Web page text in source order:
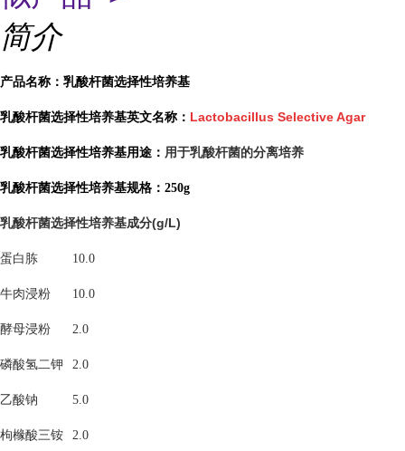
简介
产品名称：乳酸杆菌选择性培养基
乳酸杆菌选择性培养基英文名称： Lactobacillus Selective Agar
乳酸杆菌选择性培养基用途： 用于乳酸杆菌的分离培养
乳酸杆菌选择性培养基规格：250g
乳酸杆菌选择性培养基成分(g/L)
蛋白胨 10.0
牛肉浸粉 10.0
酵母浸粉 2.0
磷酸氢二钾 2.0
乙酸钠 5.0
枸橼酸三铵 2.0